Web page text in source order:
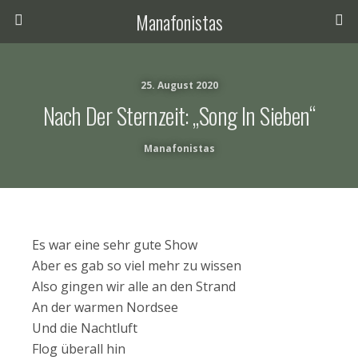
Manafonistas
25. August 2020
Nach Der Sternzeit: „Song In Sieben“
Manafonistas
Es war eine sehr gute Show
Aber es gab so viel mehr zu wissen
Also gingen wir alle an den Strand
An der warmen Nordsee
Und die Nachtluft
Flog überall hin